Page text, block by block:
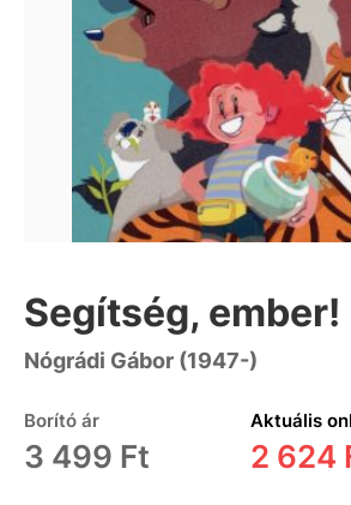
Segítség, ember!
Nógrádi Gábor (1947-)
Borító ár
3 499 Ft
Aktuális
2 624